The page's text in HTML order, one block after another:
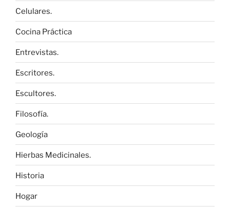
Celulares.
Cocina Práctica
Entrevistas.
Escritores.
Escultores.
Filosofía.
Geología
Hierbas Medicinales.
Historia
Hogar